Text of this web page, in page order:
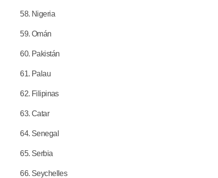
Nigeria
Omán
Pakistán
Palau
Filipinas
Catar
Senegal
Serbia
Seychelles